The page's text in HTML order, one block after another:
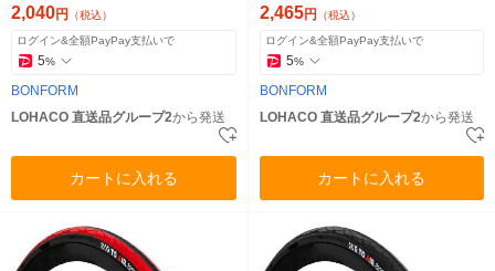
7111-01SI 1枚（直送品）
2,040円 （税込）
ログイン&全額PayPay支払いで
5%
BONFORM
LOHACO 直送品グループ2から発送
カートに入れる
11-06SI 1枚（直送品）
2,465円 （税込）
ログイン&全額PayPay支払いで
5%
BONFORM
LOHACO 直送品グループ2から発送
カートに入れる